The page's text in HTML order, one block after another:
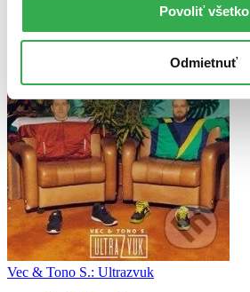
Povoliť všetko
Odmietnuť
Vec & Tono S.: Ultrazvuk